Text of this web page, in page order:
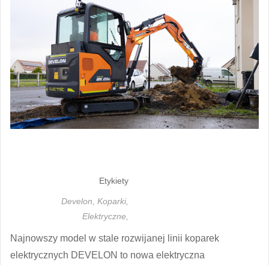
Etykiety
Develon, Koparki,
Elektryczne,
Najnowszy model w stale rozwijanej linii koparek
elektrycznych DEVELON to nowa elektryczna